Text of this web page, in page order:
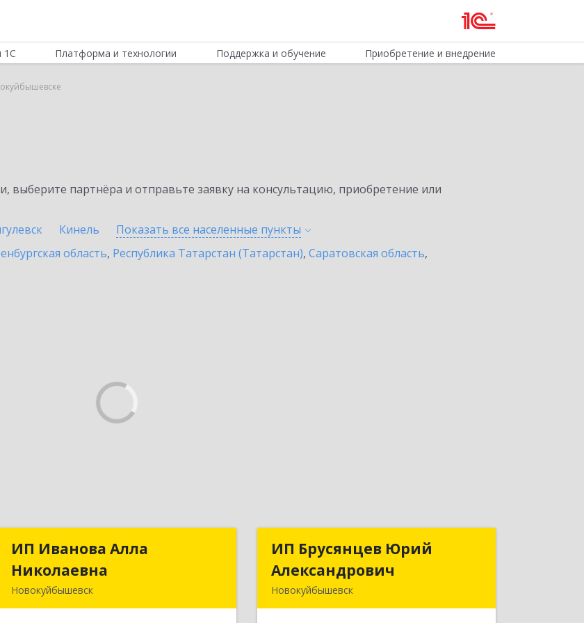
1С Платформа и технологии Поддержка и обучение Приобретение и внедрение
партнёра и отправьте заявку на консультацию, приобретение или
Кинель Показать все населенные пункты
область, Республика Татарстан (Татарстан), Саратовская область,
ИП Иванова Алла
Николаевна
Новокуйбышевск
ИП Иванова Алла
ИП Брусянцев Юрий
Александрович
Новокуйбышевск
ИП Брусянцев Юрий
Александрович